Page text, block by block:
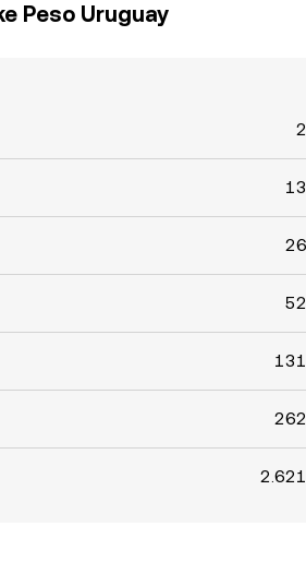
Peso Uruguay